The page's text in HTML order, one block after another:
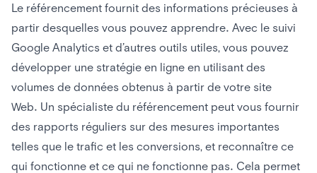
Le référencement fournit des informations précieuses à
partir desquelles vous pouvez apprendre. Avec le suivi
Google Analytics et d’autres outils utiles, vous pouvez
développer une stratégie en ligne en utilisant des
volumes de données obtenus à partir de votre site
Web. Un spécialiste du référencement peut vous fournir
des rapports réguliers sur des mesures importantes
telles que le trafic et les conversions, et reconnaître ce
qui fonctionne et ce qui ne fonctionne pas. Cela permet